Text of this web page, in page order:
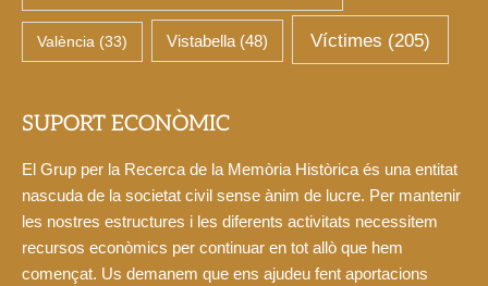
València (33) Vistabella(48) Víctimes (205)
SUPORT ECONÒMIC
El Grup per la Recerca de la Memòria Històrica és una entitat
nascuda de la societat civil sense ànim de lucre. Per mantenir
les nostres estructures i les diferents activitats necessitem
recursos econòmics per continuar en tot allò que hem
començat. Us demanem que ens ajudeu fent aportacions